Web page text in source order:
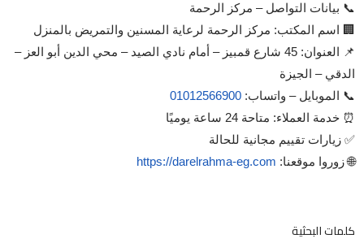
📞 بيانات التواصل – مركز الرحمة
🏢 اسم المكتب: مركز الرحمة لرعاية المسنين والتمريض بالمنزل
📌 العنوان: 45 شارع قمبيز – أمام نادي الصيد – محي الدين أبو العز –
الدقي – الجيزة
📞 الموبايل – واتساب:01012566900
⏰ خدمة العملاء: متاحة 24 ساعة يوميًا
✅ زيارات تقييم مجانية للحالة
🌐 زوروا موقعنا: https://darelrahma-eg.com
كلمات البحثية